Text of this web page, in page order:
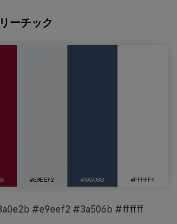
ーチック
#e9eef2 #3a506b #ffffff